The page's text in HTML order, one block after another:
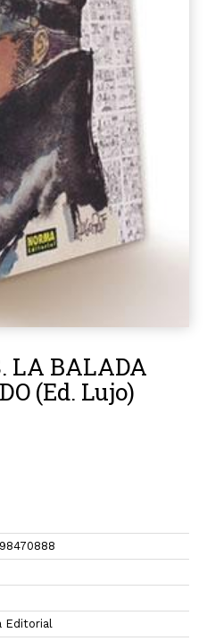
LA BALADA
(Ed. Lujo)
Editorial